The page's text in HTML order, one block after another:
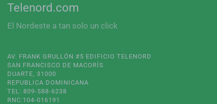
Telenord.com
El Nordeste a tan solo un click
AV. FRANK GRULLÓN #5 EDIFICIO TELENORD
SAN FRANCISCO DE MACORÍS
DUARTE, 31000
REPUBLICA DOMINICANA
TEL: 809-588-6238
RNC:104-016191